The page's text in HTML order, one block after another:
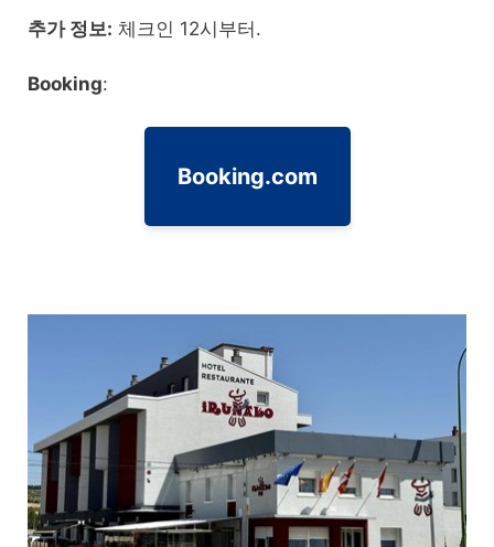
추가 정보: 체크인 12시부터.
Booking:
Booking.com